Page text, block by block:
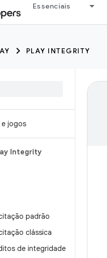
Essenciais
PLAY INTEGRITY
jogos
Integrity
padrão
clássica
de integridade